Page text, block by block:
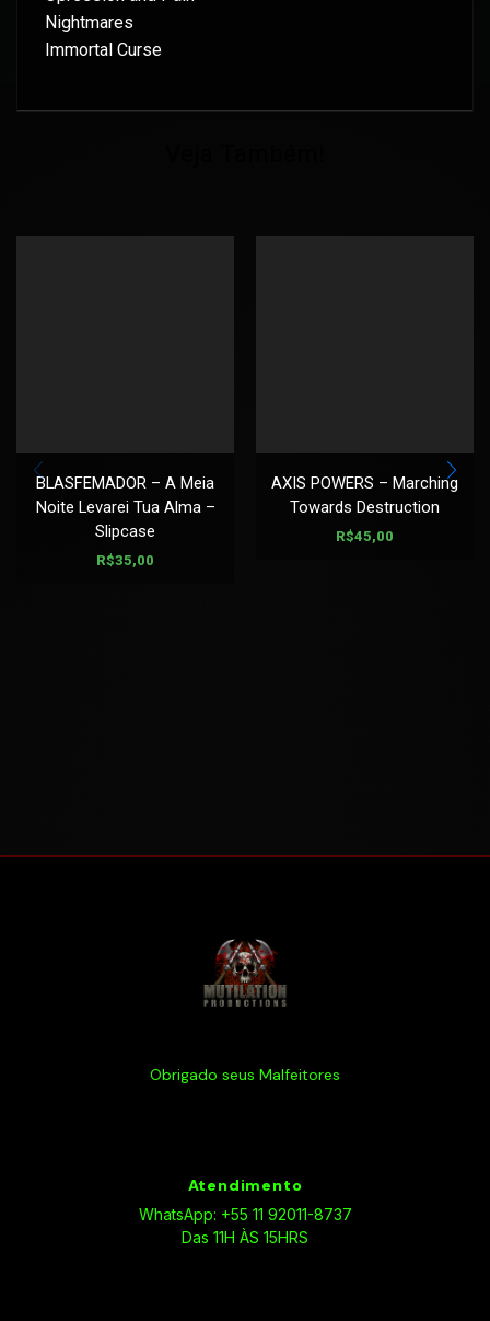
Nightmares
Immortal Curse
BLASFEMADOR – A Meia
Noite Levarei Tua Alma –
Slipcase
R$35,00
AXIS POWERS – Marching
Towards Destruction
R$45,00
Obrigado seus Malfeitores
Atendimento
WhatsApp: +55 11 92011-8737
Das 11H ÀS 15HRS